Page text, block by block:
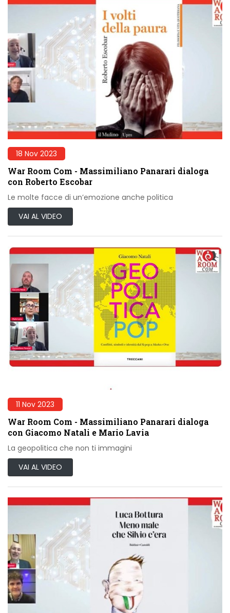
18 Nov 2023
War Room Com - Massimiliano Panarari dialoga
con Roberto Escobar
Le molte facce di un’emozione anche politica
VAI AL VIDEO
11 Nov 2023
War Room Com - Massimiliano Panarari dialoga
con Giacomo Natali e Mario Lavia
La geopolitica che non ti immagini
VAI AL VIDEO